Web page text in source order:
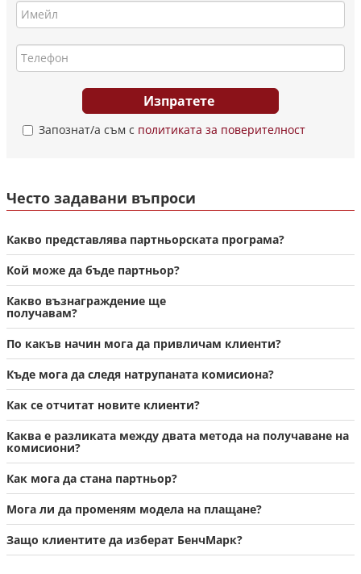
Запознат/а съм с политиката за поверителност
Често задавани въпроси
Какво представлява партньорската програма?
Кой може да бъде партньор?
Какво възнаграждение ще
получавам?
По какъв начин мога да привличам клиенти?
Къде мога да следя натрупаната комисиона?
Как се отчитат новите клиенти?
Каква е разликата между двата метода на получаване на
комисиони?
Как мога да стана партньор?
Мога ли да променям модела на плащане?
Защо клиентите да изберат БенчМарк?